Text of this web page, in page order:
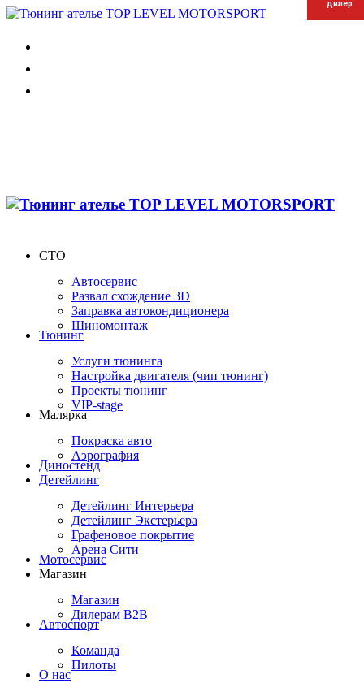
СТО
Автосервис
Развал схождение 3D
Заправка автокондиционера
Шиномонтаж
Тюнинг
Услуги тюнинга
Настройка двигателя (чип тюнинг)
Проекты тюнинг
VIP-stage
Малярка
Покраска авто
Аэрография
Диностенд
Детейлинг
Детейлинг Интерьера
Детейлинг Экстерьера
Графеновое покрытие
Арена Сити
Мотосервис
Магазин
Магазин
Дилерам B2B
Автоспорт
Команда
Пилоты
О нас
дилер
дилер
дилер